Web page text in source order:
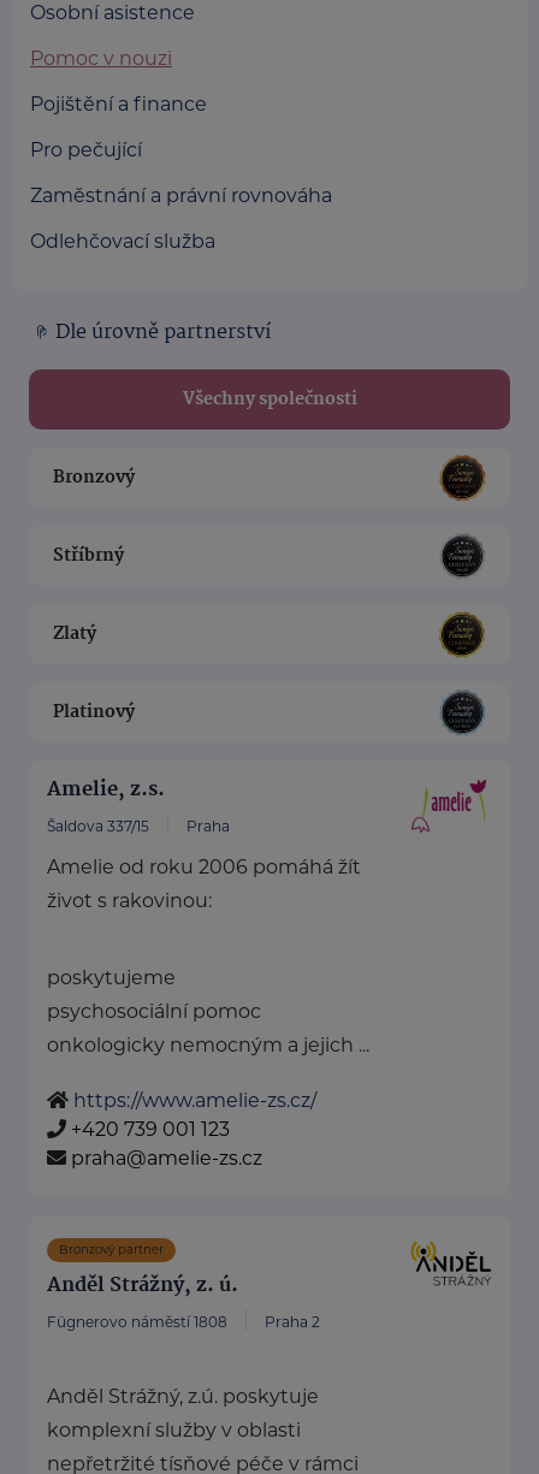
Osobní asistence
Pomoc v nouzi
Pojištění a finance
Pro pečující
Zaměstnání a právní rovnováha
Odlehčovací služba
Dle úrovně partnerství
Všechny společnosti
Bronzový
Stříbrný
Zlatý
Platinový
Amelie, z.s.
Šaldova 337/15 Praha
Amelie od roku 2006 pomáhá žít
život s rakovinou:
poskytujeme
psychosociální pomoc
onkologicky nemocným a jejich ...
https://www.amelie-zs.cz/
+420 739 001 123
praha@amelie-zs.cz
Bronzový partner
Anděl Strážný, z. ú.
Fügnerovo náměstí 1808 Praha 2
Anděl Strážný, z.ú. poskytuje
komplexní služby v oblasti
nepřetržité tísňové péče v rámci